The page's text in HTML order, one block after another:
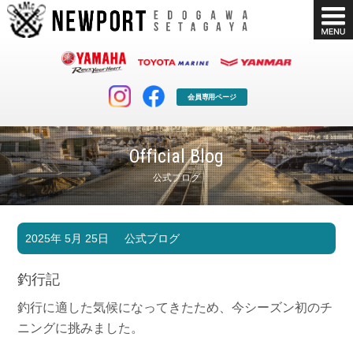
会員専用ページ
Official Blog
公式ブログ
マリンクラブ
マリンライフを堪能したい！
ボート販売
店舗情報
Shop Info.
2025年 5月 25日 公式ブログ
釣行記
釣行に適した気候になってきたため、今シーズン初のチ
ニングに挑みました。